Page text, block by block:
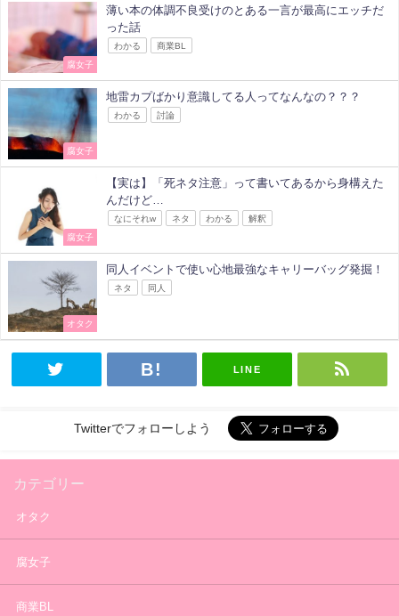
腐女子
薄い本の体調不良受けのとある一言が最高にエッチだ
った話
わかる 商業BL
腐女子
地雷カプばかり意識してる人ってなんなの？？？
わかる 討論
腐女子
【実は】「死ネタ注意」って書いてあるから身構えた
んだけど…
なにそれw ネタ わかる 解釈
オタク
同人イベントで使い心地最強なキャリーバッグ発掘！
ネタ 同人
LINE
Twitterでフォローしよう
カテゴリー
オタク
腐女子
商業BL